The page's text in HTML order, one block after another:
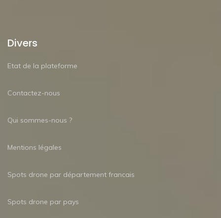
Divers
Etat de la plateforme
Contactez-nous
Qui sommes-nous ?
Mentions légales
Spots drone par département francais
Spots drone par pays